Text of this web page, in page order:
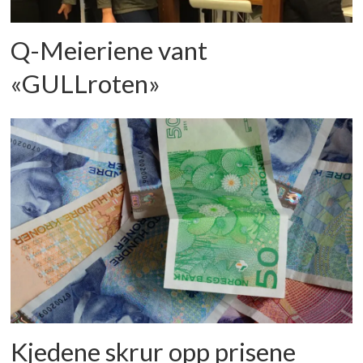
Q-Meieriene vant
«GULLroten»
Kjedene skrur opp prisene